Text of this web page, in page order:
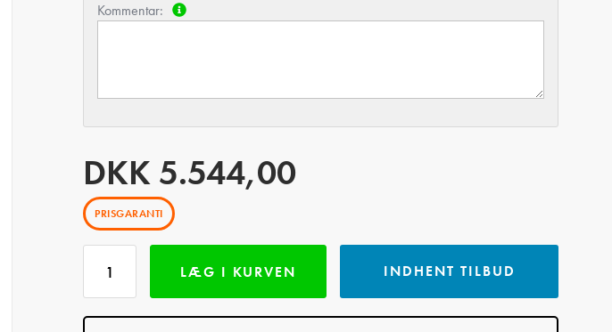
Kommentar:
DKK 5.544,00
PRISGARANTI
LÆG I KURVEN INDHENT TILBUD